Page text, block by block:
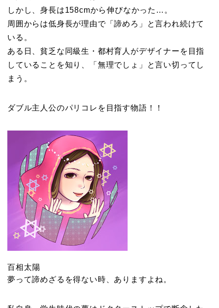
しかし、身長は158cmから伸びなかった…。
周囲からは低身長が理由で「諦めろ」と言われ続けて
いる。
ある日、貧乏な同級生・都村育人がデザイナーを目指
していることを知り、「無理でしょ」と言い切ってし
まう。
ダブル主人公のパリコレを目指す物語！！
百相太陽
夢って諦めざるを得ない時、ありますよね。